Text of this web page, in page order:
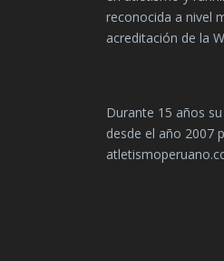
reconocida a nivel
acreditación de la
Durante 15 años
desde el año 2007